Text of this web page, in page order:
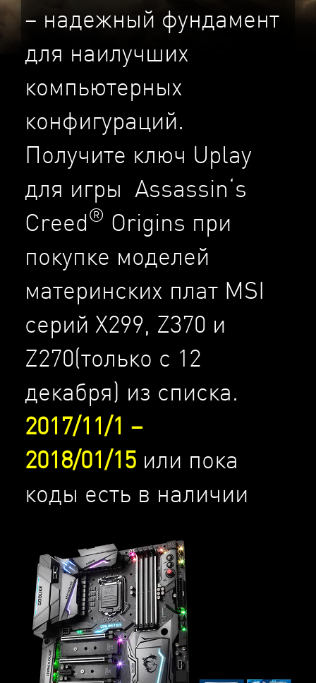
– надежный фундамент
для наилучших
компьютерных
конфигураций.
Получите ключ Uplay
для игры Assassin‘s
Creed® Origins при
покупке моделей
материнских плат MSI
серий X299, Z370 и
Z270(только с 12
декабря) из списка.
2017/11/1 –
2018/01/15 или пока
коды есть в наличии